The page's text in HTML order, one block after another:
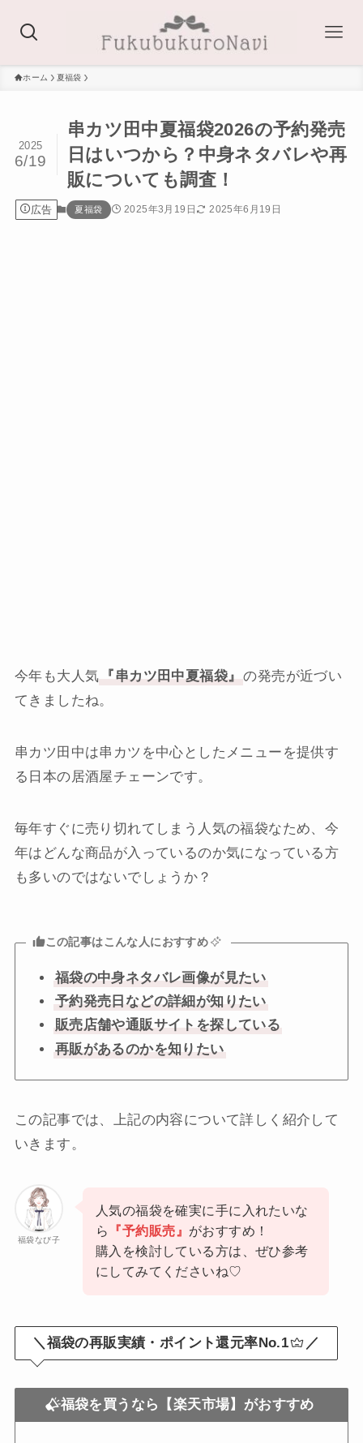
ホーム 夏福袋
串カツ田中夏福袋2026の予約発売
日はいつから？中身ネタバレや再
販についても調査！
2025
6/19
広告 夏福袋 2025年3月19日 2025年6月19日
今年も大人気 『串カツ田中夏福袋』 の発売が近づい
てきましたね。
串カツ田中は串カツを中心としたメニューを提供す
る日本の居酒屋チェーンです。
毎年すぐに売り切れてしまう人気の福袋なため、今
年はどんな商品が入っているのか気になっている方
も多いのではないでしょうか？
この記事はこんな人におすすめ
福袋の中身ネタバレ画像が見たい
予約発売日などの詳細が知りたい
販売店舗や通販サイトを探している
再販があるのかを知りたい
この記事では、上記の内容について詳しく紹介して
いきます。
福袋なび子
人気の福袋を確実に手に入れたいな
ら
『予約販売』 がおすすめ！
購入を検討している方は、ぜひ参考
にしてみてくださいね♡
＼福袋の再販実績・ポイント還元率No.1 ／
福袋を買うなら【楽天市場】がおすすめ